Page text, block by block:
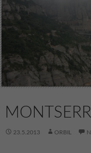
23.5.2013 ORBIL